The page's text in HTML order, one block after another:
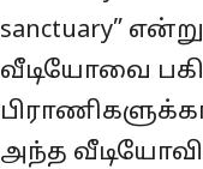
sanctuary”
வீடியோவை
அந்த வீடியோவில்